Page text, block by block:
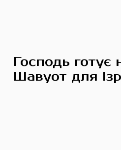
Господь готує
Шавуот для